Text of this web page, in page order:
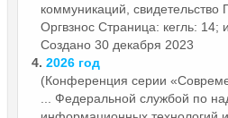
коммуникаций,
Оргвзнос Страница: кегль: 14;
Создано 30 декабря 2023
4. 2026 год
(Конференция серии
... Федеральной службой по